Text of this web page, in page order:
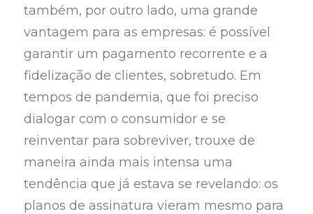
também, por outro lado, uma grande
vantagem para as empresas: é possível
garantir um pagamento recorrente e a
fidelização de clientes, sobretudo. Em
tempos de pandemia, que foi preciso
dialogar com o consumidor e se
reinventar para sobreviver, trouxe de
maneira ainda mais intensa uma
tendência que já estava se revelando: os
planos de assinatura vieram mesmo para